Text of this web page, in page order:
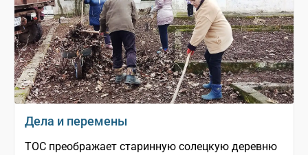
Дела и перемены
ТОС преображает старинную солецкую деревню